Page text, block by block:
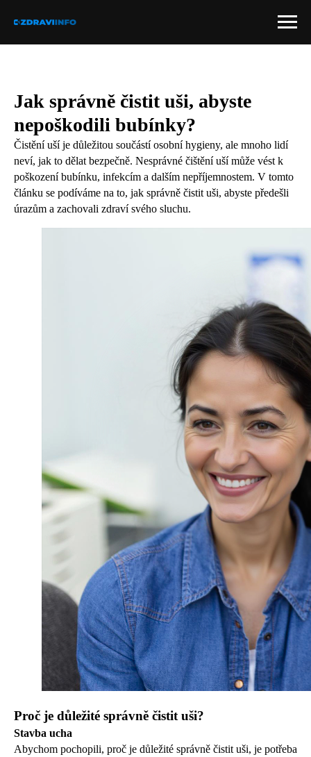
Jak správně čistit uši, abyste
nepoškodili bubínky?
Čistění uší je důležitou součástí osobní hygieny, ale mnoho lidí
neví, jak to dělat bezpečně. Nesprávné čištění uší může vést k
poškození bubínku, infekcím a dalším nepříjemnostem. V tomto
článku se podíváme na to, jak správně čistit uši, abyste předešli
úrazům a zachovali zdraví svého sluchu.
Proč je důležité správně čistit uši?
Stavba ucha
Abychom pochopili, proč je důležité správně čistit uši, je potřeba